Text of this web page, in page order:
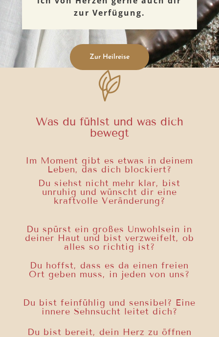
zur Verfügung.
Zur Heilreise
Was du fühlst und was dich
bewegt
Im Moment gibt es etwas in deinem
Leben, das dich blockiert?
Du siehst nicht mehr klar, bist
unruhig und wünscht dir eine
kraftvolle Veränderung?
Du spürst ein großes Unwohlsein in
deiner Haut und bist verzweifelt, ob
alles so richtig ist?
Du hoffst, dass es da einen freien
Ort geben muss, in jeden von uns?
Du bist feinfühlig und sensibel? Eine
innere Sehnsucht leitet dich?
Du bist bereit, dein Herz zu öffnen